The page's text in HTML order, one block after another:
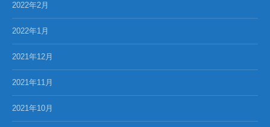
2022年2月
2022年1月
2021年12月
2021年11月
2021年10月